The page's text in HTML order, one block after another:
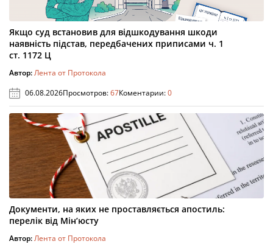
Якщо суд встановив для відшкодування шкоди
наявність підстав, передбачених приписами ч. 1
ст. 1172 Ц
Автор:Лента от Протокола
06.08.2026Просмотров:67Коментарии:0
Документи, на яких не проставляється апостиль:
перелік від Мін’юсту
Автор:Лента от Протокола